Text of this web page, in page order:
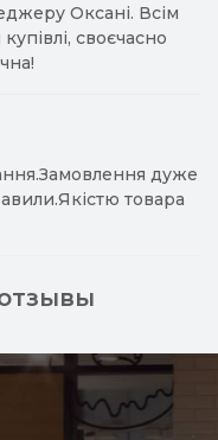
Оксані. Всім
своєчасно
дуже
товара